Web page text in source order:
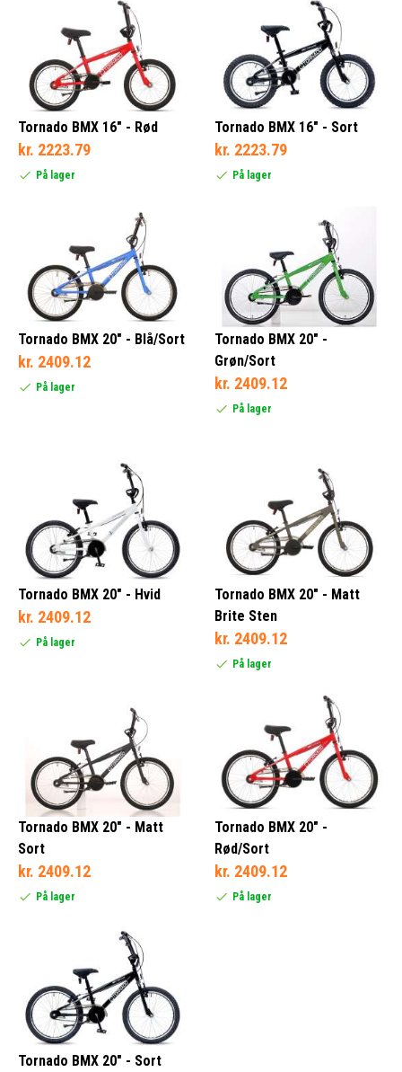
104 - 110 = 16 Tommer (3)
4 - 6 År = 16 Tommer (3)
Blå (1)
Grå (2)
Grøn (1)
Rød (2)
Tornado BMX 16" - Rød
kr. 2223.79
På lager
Tornado BMX 16" - Sort
kr. 2223.79
På lager
Tornado BMX 20" - Blå/Sort
kr. 2409.12
På lager
Tornado BMX 20" -
Grøn/Sort
kr. 2409.12
På lager
Tornado BMX 20" - Hvid
kr. 2409.12
På lager
Tornado BMX 20" - Matt
Brite Sten
kr. 2409.12
På lager
Tornado BMX 20" - Matt
Sort
kr. 2409.12
På lager
Tornado BMX 20" -
Rød/Sort
kr. 2409.12
På lager
Tornado BMX 20" - Sort